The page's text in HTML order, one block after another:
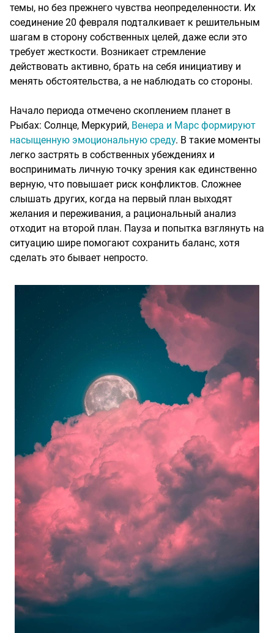
темы, но без прежнего чувства неопределенности. Их
соединение 20 февраля подталкивает к решительным
шагам в сторону собственных целей, даже если это
требует жесткости. Возникает стремление
действовать активно, брать на себя инициативу и
менять обстоятельства, а не наблюдать со стороны.
Начало периода отмечено скоплением планет в
Рыбах: Солнце, Меркурий, Венера и Марс формируют
насыщенную эмоциональную среду. В такие моменты
легко застрять в собственных убеждениях и
воспринимать личную точку зрения как единственно
верную, что повышает риск конфликтов. Сложнее
слышать других, когда на первый план выходят
желания и переживания, а рациональный анализ
отходит на второй план. Пауза и попытка взглянуть на
ситуацию шире помогают сохранить баланс, хотя
сделать это бывает непросто.